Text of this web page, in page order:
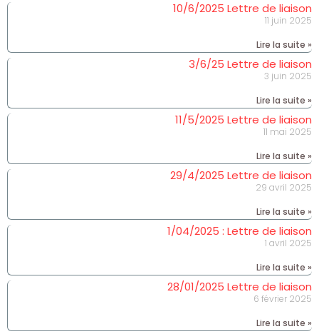
10/6/2025 Lettre de liaison
11 juin 2025
Lire la suite »
3/6/25 Lettre de liaison
3 juin 2025
Lire la suite »
11/5/2025 Lettre de liaison
11 mai 2025
Lire la suite »
29/4/2025 Lettre de liaison
29 avril 2025
Lire la suite »
1/04/2025 : Lettre de liaison
1 avril 2025
Lire la suite »
28/01/2025 Lettre de liaison
6 février 2025
Lire la suite »